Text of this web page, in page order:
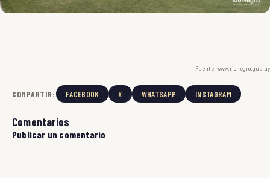
Fuente: www.rionegro.gub.uy
COMPARTIR: FACEBOOK X WHATSAPP INSTAGRAM
Comentarios
Publicar un comentario